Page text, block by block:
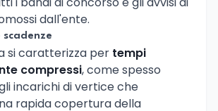
dall'ente.
scadenze
si caratterizza per tempi
compressi, come spesso
incarichi di vertice che
rapida copertura della